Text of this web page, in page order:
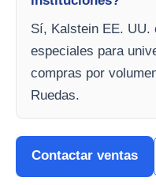
Sí, Kalstein EE. UU.
especiales para
compras por
Ruedas.
Contactar ventas